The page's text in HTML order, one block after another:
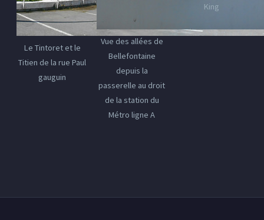
Le Tintoret et le
Titien de la rue Paul
gauguin
Vue des allées de
Bellefontaine
depuis la
passerelle au droit
de la station du
Métro ligne A
King